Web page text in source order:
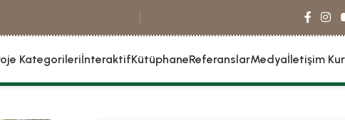
KategorileriİnteraktifKütüphaneReferanslarMedyaİletişim Kur